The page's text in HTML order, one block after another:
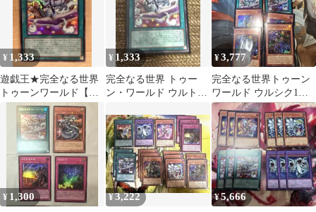
¥ 1,333
遊戯王★完全なる世界
トゥーンワールド【ウ
ルトラ】{RV01-JP006}
¥ 1,333
完全なる世界 トゥー
ン・ワールド ウルト
¥3,777
完全なる世界トゥーン
ワールド ウルシク1
枚 ファニーダークラ
ビットUR2枚
¥ 1,300 ¥3,222 ¥5,666